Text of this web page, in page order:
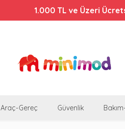
1.000 TL ve Üzeri
Bebek Arabalarında %44'e
Araç-Gereç Güvenlik